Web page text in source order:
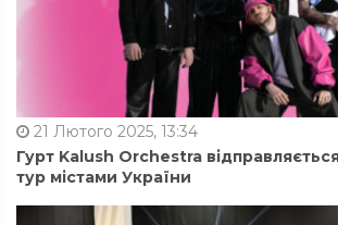
21 Лютого 2025, 13:34
Гурт Kalush Orchestra
тур містами України